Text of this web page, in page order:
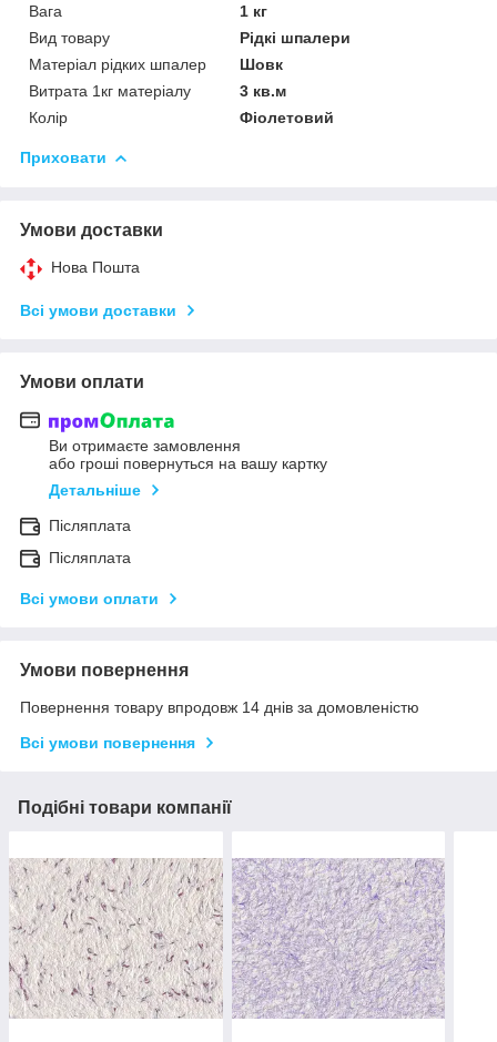
Вага
1 кг
Вид товару
Рідкі шпалери
Матеріал рідких шпалер
Шовк
Витрата 1кг матеріалу
3 кв.м
Колір
Фіолетовий
Приховати
Умови доставки
Нова Пошта
Всі умови доставки
Умови оплати
Ви отримаєте замовлення
або гроші повернуться на вашу картку
Детальніше
Післяплата
Післяплата
Всі умови оплати
Умови повернення
Повернення товару впродовж 14 днів за домовленістю
Всі умови повернення
Подібні товари компанії